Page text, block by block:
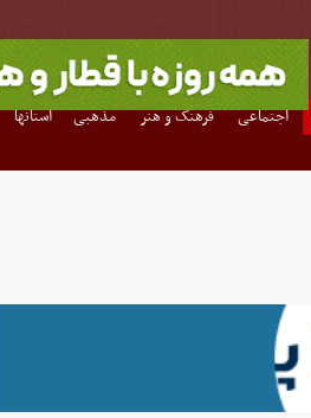
اجتماعی فرهنگ و هنر مذهبی استانها